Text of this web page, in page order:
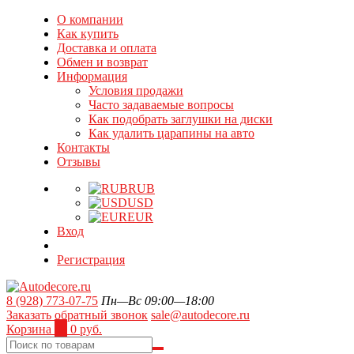
О компании
Как купить
Доставка и оплата
Обмен и возврат
Информация
Условия продажи
Часто задаваемые вопросы
Как подобрать заглушки на диски
Как удалить царапины на авто
Контакты
Отзывы
RUB
USD
EUR
Вход
Регистрация
8 (928) 773-07-75 Пн—Вс 09:00—18:00
Заказать обратный звонок sale@autodecore.ru
Корзина
0 руб.